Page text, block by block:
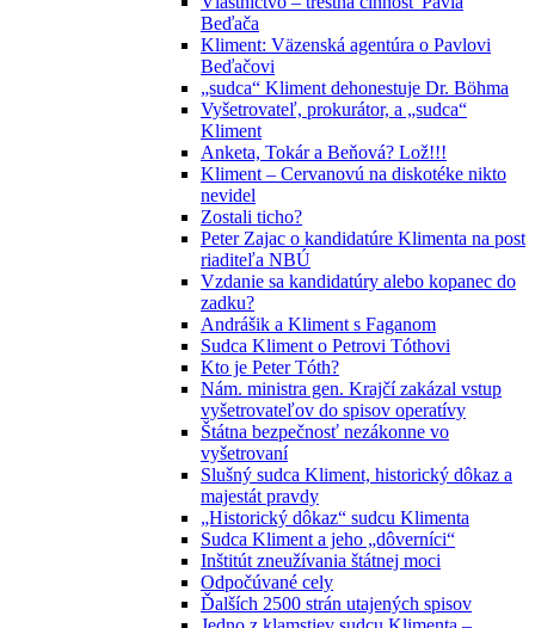
Beďača
Kliment: Väzenská agentúra o Pavlovi
Beďačovi
„sudca“ Kliment dehonestuje Dr. Böhma
Vyšetrovateľ, prokurátor, a „sudca“
Kliment
Anketa, Tokár a Beňová? Lož!!!
Kliment – Cervanovú na diskotéke nikto
nevidel
Zostali ticho?
Peter Zajac o kandidatúre Klimenta na post
riaditeľa NBÚ
Vzdanie sa kandidatúry alebo kopanec do
zadku?
Andrášik a Kliment s Faganom
Sudca Kliment o Petrovi Tóthovi
Kto je Peter Tóth?
Nám. ministra gen. Krajčí zakázal vstup
vyšetrovateľov do spisov operatívy
Štátna bezpečnosť nezákonne vo
vyšetrovaní
Slušný sudca Kliment, historický dôkaz a
majestát pravdy
„Historický dôkaz“ sudcu Klimenta
Sudca Kliment a jeho „dôverníci“
Inštitút zneužívania štátnej moci
Odpočúvané cely
Ďalších 2500 strán utajených spisov